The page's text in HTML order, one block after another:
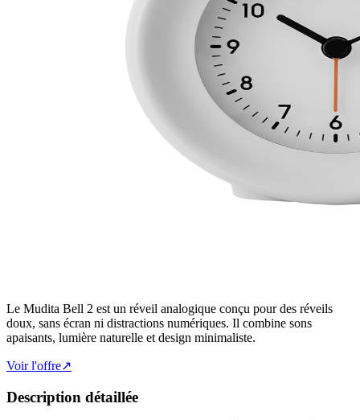
Le Mudita Bell 2 est un réveil analogique conçu pour des réveils
doux, sans écran ni distractions numériques. Il combine sons
apaisants, lumière naturelle et design minimaliste.
Voir l'offre↗
Description détaillée